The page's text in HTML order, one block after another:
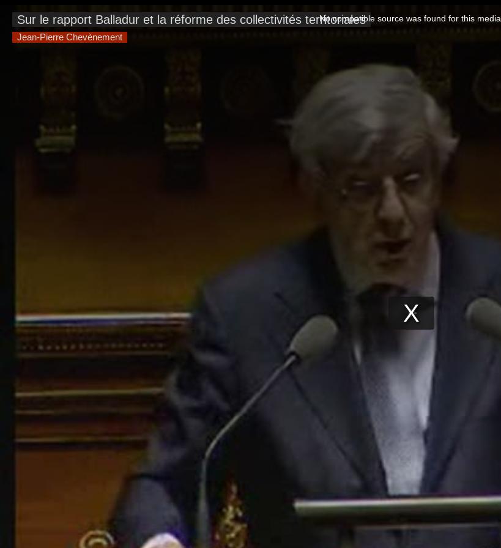
Play
Video
modal
window.
No compatible source was found for this media.
Sur le rapport Balladur et la réforme des collectivités territoriales
Jean-Pierre Chevènement